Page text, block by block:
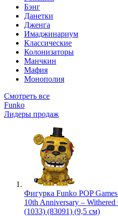
Бэнг
Данетки
Дженга
Имаджинариум
Классические
Колонизаторы
Манчкин
Мафия
Монополия
Смотреть все
Funko
Лидеры продаж
Фигурка Funko POP
10th Anniversary –
(1033) (83091) (9,5 см)